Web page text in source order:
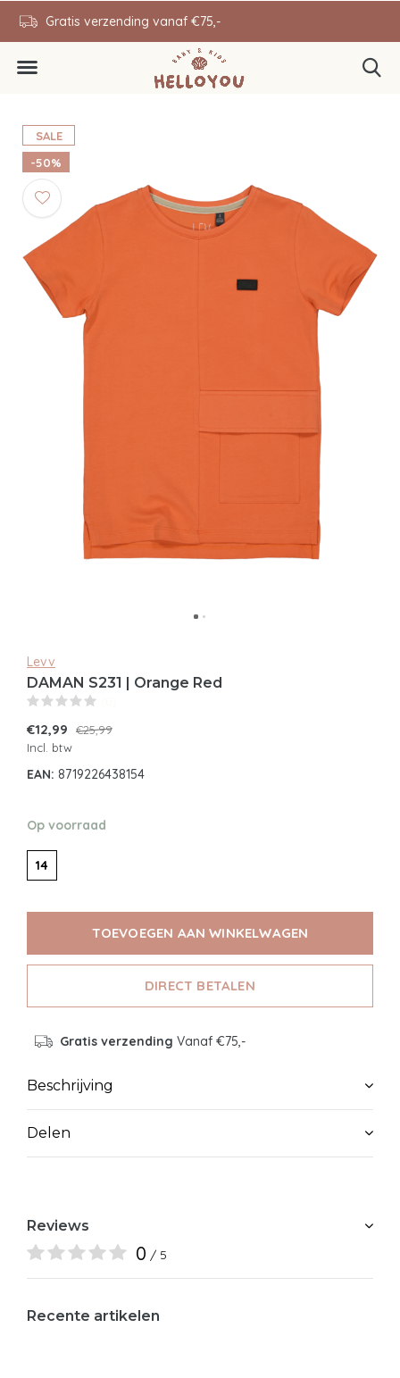
Gratis verzending vanaf €75,-
SALE
-50%
Levv
DAMAN S231 | Orange Red
€12,99
€25,99
Incl. btw
EAN: 8719226438154
Op voorraad
14
TOEVOEGEN AAN WINKELWAGEN
DIRECT BETALEN
Gratis verzending Vanaf €75,-
Beschrijving
Delen
Reviews
0 / 5
Recente artikelen